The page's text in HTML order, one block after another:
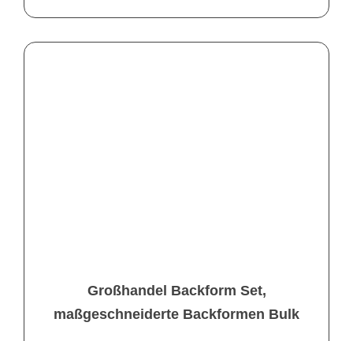
Großhandel Backform Set,
maßgeschneiderte Backformen Bulk